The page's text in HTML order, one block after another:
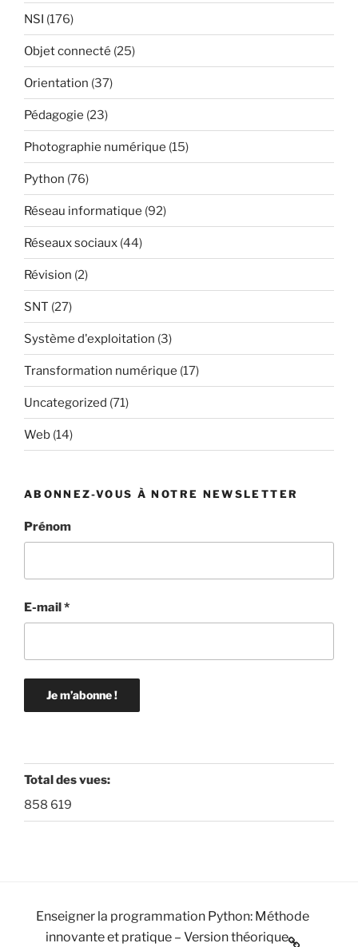
NSI (176)
Objet connecté (25)
Orientation (37)
Pédagogie (23)
Photographie numérique (15)
Python (76)
Réseau informatique (92)
Réseaux sociaux (44)
Révision (2)
SNT (27)
Système d'exploitation (3)
Transformation numérique (17)
Uncategorized (71)
Web (14)
ABONNEZ-VOUS À NOTRE NEWSLETTER
Prénom
E-mail*
Total des vues:
858 619
Enseigner la programmation Python: Méthode
innovante et pratique – Version théorique